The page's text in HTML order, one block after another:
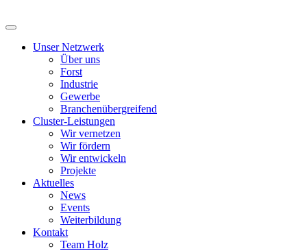
Unser Netzwerk
Über uns
Forst
Industrie
Gewerbe
Branchenübergreifend
Cluster-Leistungen
Wir vernetzen
Wir fördern
Wir entwickeln
Projekte
Aktuelles
News
Events
Weiterbildung
Kontakt
Team Holz